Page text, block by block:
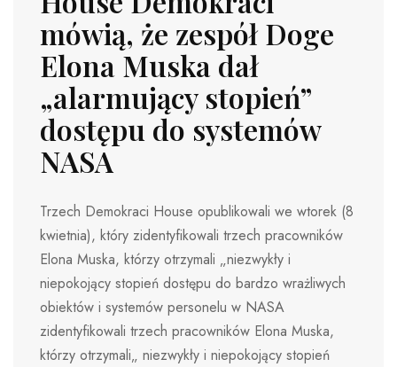
mówią, że zespół Doge
Elona Muska dał
„alarmujący stopień”
dostępu do systemów
NASA
Trzech Demokraci House opublikowali we wtorek (8
kwietnia), który zidentyfikowali trzech pracowników
Elona Muska, którzy otrzymali „niezwykły i
niepokojący stopień dostępu do bardzo wrażliwych
obiektów i systemów personelu w NASA
zidentyfikowali trzech pracowników Elona Muska,
którzy otrzymali„ niezwykły i niepokojący stopień